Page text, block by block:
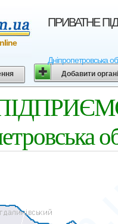
ПРИВАТНЕ
Дніпропетровська
Добавити